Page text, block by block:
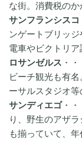
な街。消費税のか
サンフランシスコ
ンゲートブリッ
電車やビクトリア
ロサンゼルス ・
ビーチ観光も有
ーサルスタジオ等
サンディエゴ・・
り、野生のアザ
も揃っていて、